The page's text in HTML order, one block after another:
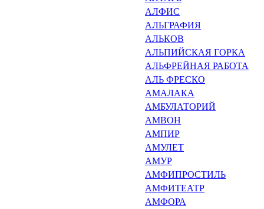
АЛФИС
АЛЬГРАФИЯ
АЛЬКОВ
АЛЬПИЙСКАЯ ГОРКА
АЛЬФРЕЙНАЯ РАБОТА
АЛЬ ФРЕСКО
АМАЛАКА
АМБУЛАТОРИЙ
АМВОН
АМПИР
АМУЛЕТ
АМУР
АМФИПРОСТИЛЬ
АМФИТЕАТР
АМФОРА